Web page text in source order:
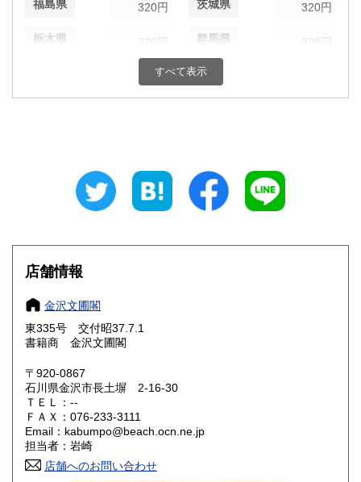
福島県 320円 茨城県 320円
栃木県 320円 群馬県 320円
320円 千葉県
320円 福井県
320円 長野県
岐阜県 320円 静岡県 320円
愛知県
滋賀県
大阪府
奈良県 320円
鳥取県 320円
岡山県 320円
すべて表示
店舗情報
金沢文圃閣
東335号 交付昭37.7.1
書籍商 金沢文圃閣
〒920-0867
石川県金沢市長土塀 2-16-30
ＴＥＬ：--
ＦＡＸ：076-233-3111
Email：kabumpo@beach.ocn.ne.jp
担当者：岩崎
店舗へのお問い合わせ